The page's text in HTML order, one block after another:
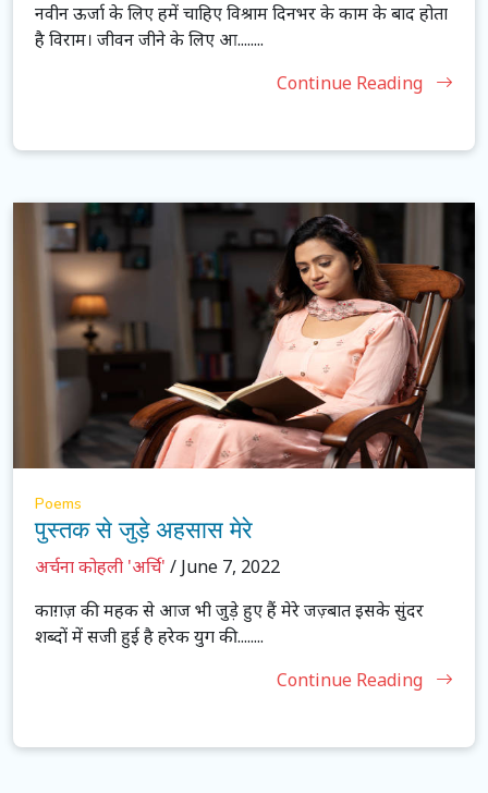
नवीन ऊर्जा के लिए हमें चाहिए विश्राम दिनभर के काम के बाद होता
है विराम। जीवन जीने के लिए आ........
Continue Reading
Poems
पुस्तक से जुड़े अहसास मेरे
अर्चना कोहली 'अर्चि' / June 7, 2022
काग़ज़ की महक से आज भी जुड़े हुए हैं मेरे जज़्बात इसके सुंदर
शब्दों में सजी हुई है हरेक युग की........
Continue Reading